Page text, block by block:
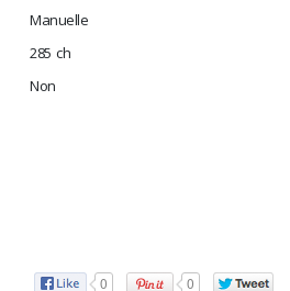
Manuelle
285 ch
Non
0 0